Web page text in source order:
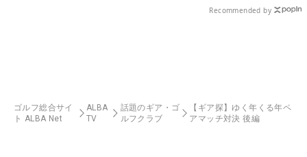
Recommended by
ゴルフ総合サイ
ト ALBA Net
ALBA
TV
話題のギア・ゴ
ルフクラブ
【ギア探】ゆく年くる年ペ
アマッチ対決 後編